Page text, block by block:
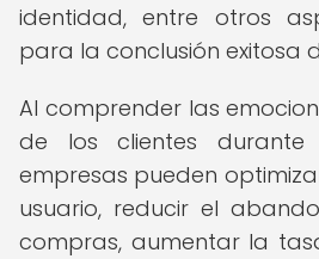
identidad, entre otros
para la conclusión exitosa
Al comprender las
de los clientes durante
empresas pueden
usuario, reducir el
compras, aumentar la